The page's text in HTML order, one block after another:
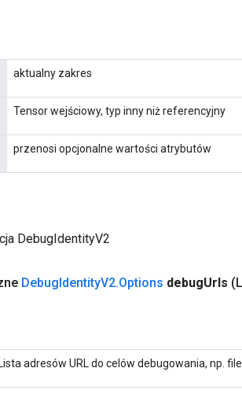
aktualny zakres
Tensor wejściowy, typ inny niż referencyjny
przenosi opcjonalne wartości atrybutów
DebugIdentityV2
DebugIdentityV2.Options debugUrls
Lista adresów URL do celów debugowania, np.